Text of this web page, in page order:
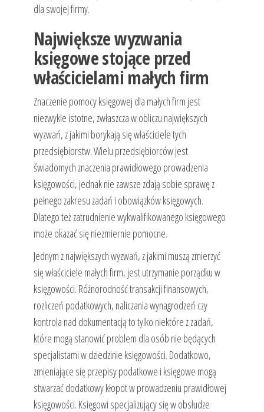
dla swojej firmy.
Największe wyzwania
księgowe stojące przed
właścicielami małych firm
Znaczenie pomocy księgowej dla małych firm jest
niezwykle istotne, zwłaszcza w obliczu największych
wyzwań, z jakimi borykają się właściciele tych
przedsiębiorstw. Wielu przedsiębiorców jest
świadomych znaczenia prawidłowego prowadzenia
księgowości, jednak nie zawsze zdają sobie sprawę z
pełnego zakresu zadań i obowiązków księgowych.
Dlatego też zatrudnienie wykwalifikowanego księgowego
może okazać się niezmiernie pomocne.
Jednym z największych wyzwań, z jakimi muszą zmierzyć
się właściciele małych firm, jest utrzymanie porządku w
księgowości. Różnorodność transakcji finansowych,
rozliczeń podatkowych, naliczania wynagrodzeń czy
kontrola nad dokumentacją to tylko niektóre z zadań,
które mogą stanowić problem dla osób nie będących
specjalistami w dziedzinie księgowości. Dodatkowo,
zmieniające się przepisy podatkowe i księgowe mogą
stwarzać dodatkowy kłopot w prowadzeniu prawidłowej
księgowości. Księgowi specjalizujący się w obsłudze